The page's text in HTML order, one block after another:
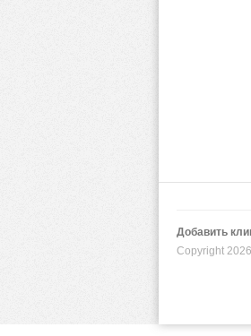
Добавить
Copyright